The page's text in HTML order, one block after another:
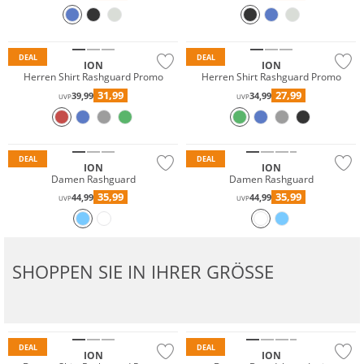
DEAL
ION
Herren Shirt Rashguard Promo
UVP39,99 31,99
DEAL
ION
Herren Shirt Rashguard Promo
UVP34,99 27,99
DEAL
ION
Damen Rashguard
UVP44,99 35,99
DEAL
ION
Damen Rashguard
UVP44,99 35,99
SHOPPEN SIE IN IHRER GRÖSSE
DEAL
ION
DEAL
ION